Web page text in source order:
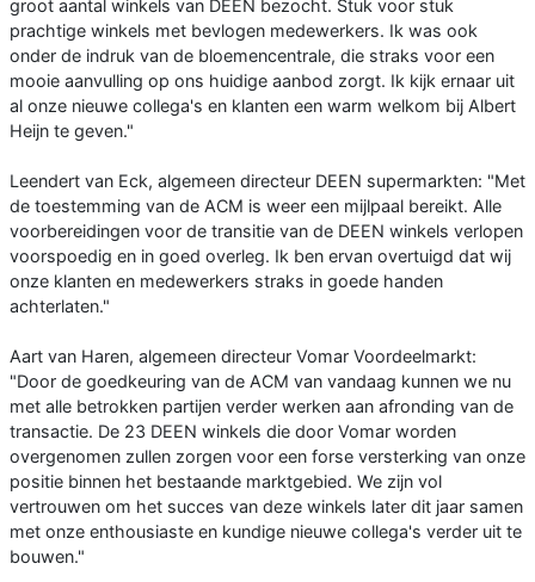
groot aantal winkels van DEEN bezocht. Stuk voor stuk
prachtige winkels met bevlogen medewerkers. Ik was ook
onder de indruk van de bloemencentrale, die straks voor een
mooie aanvulling op ons huidige aanbod zorgt. Ik kijk ernaar uit
al onze nieuwe collega's en klanten een warm welkom bij Albert
Heijn te geven."
Leendert van Eck, algemeen directeur DEEN supermarkten: "Met
de toestemming van de ACM is weer een mijlpaal bereikt. Alle
voorbereidingen voor de transitie van de DEEN winkels verlopen
voorspoedig en in goed overleg. Ik ben ervan overtuigd dat wij
onze klanten en medewerkers straks in goede handen
achterlaten."
Aart van Haren, algemeen directeur Vomar Voordeelmarkt:
"Door de goedkeuring van de ACM van vandaag kunnen we nu
met alle betrokken partijen verder werken aan afronding van de
transactie. De 23 DEEN winkels die door Vomar worden
overgenomen zullen zorgen voor een forse versterking van onze
positie binnen het bestaande marktgebied. We zijn vol
vertrouwen om het succes van deze winkels later dit jaar samen
met onze enthousiaste en kundige nieuwe collega's verder uit te
bouwen."